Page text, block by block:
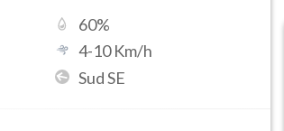
60%
4-10Km/h
Sud SE